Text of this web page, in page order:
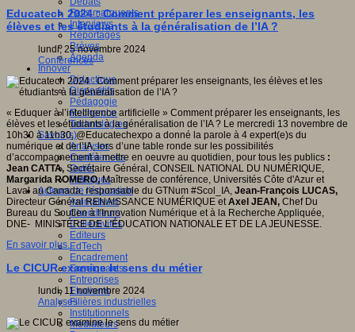
Faits marquants
Interviews
Reportages
Brèves
Agenda
Innover
Didactique
Dispositifs
Pédagogie
Recherche
Technologies
Savoir(s)
Analyses
Conférences
Outils
Pratiques
Acteurs de l'éducation
Animateurs
Chercheurs
Collectivités
Editeurs
EdTech
Encadrement
Enseignants
Entreprises
Etudiants
Filières industrielles
Institutionnels
Médiateurs
Educatech 2024 : Comment préparer les enseignants, les
élèves et les étudiants à la généralisation de l’IA ?
lundi, 25 novembre 2024
Conférences
« Eduquer à l’intelligence artificielle » Comment préparer les enseignants, les
élèves et les étudiants à la généralisation de l’IA ? Le mercredi 13 novembre de
10h30 à 11h30, @Educatechexpo a donné la parole à 4 expert(e)s du
numérique et de l’IA, lors d’une table ronde sur les possibilités
d’accompagnement à mettre en oeuvre au quotidien, pour tous les publics :
Jean CATTA, Secrétaire Général, CONSEIL NATIONAL DU NUMÉRIQUE,
Margarida ROMERO,Maîtresse de conférence, Universités Côte d'Azur et
Laval au Canada, responsable du GTNum #Scol_IA, Jean-François LUCAS,
Directeur Général RENAISSANCE NUMÉRIQUE etAxel JEAN, Chef Du
Bureau du Soutien à l'Innovation Numérique et à la Recherche Appliquée,
DNE- MINISTÈRE DE L'ÉDUCATION NATIONALE ET DE LA JEUNESSE.
En savoir plus...
Le CICUR examine le sens du métier
lundi, 11 novembre 2024
Analyses